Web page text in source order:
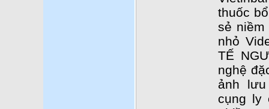
thuốc
sẻ
nhỏ
TẾ
nghệ
ảnh
cụng ly